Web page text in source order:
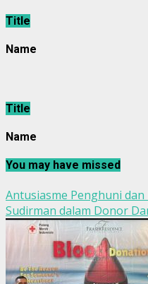
Title
Name
Title
Name
You may have missed
Antusiasme Penghuni
Sudirman dalam Donor